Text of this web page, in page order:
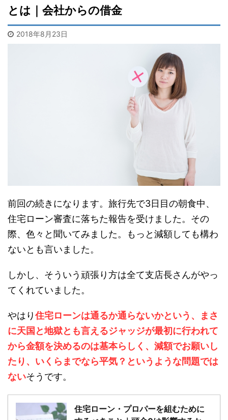
とは｜会社からの借金
2018年8月23日
前回の続きになります。旅行先で3日目の朝食中、
住宅ローン審査に落ちた報告を受けました。その
際、色々と聞いてみました。もっと減額しても構わ
ないとも言いました。
しかし、そういう頑張り方は全て支店長さんがやっ
てくれていました。
やはり住宅ローンは通るか通らないかという、まさ
に天国と地獄とも言えるジャッジが最初に行われて
から金額を決めるのは基本らしく、減額でお願いし
たり、いくらまでなら平気？というような問題では
ないそうです。
住宅ローン・プロパーを組むために